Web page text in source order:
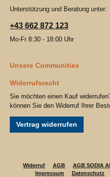
Unterstützung und Beratung unter:
+43 662 872 123
Mo-Fr 8:30 - 18:00 Uhr
Unsere Communities
Widerrufsrecht
Sie möchten einen Kauf
können Sie den Widerruf Ihrer
Vertrag widerrufen
Widerruf AGB AGB SODIA
Impressum
Datenschutz